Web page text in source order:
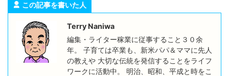
この記事を書いた人
Terry Naniwa
編集・ライター稼業に従事すること３０余
年。 子育ては卒業も、新米パパ＆ママに先人
の教えや 大切な伝統を発信することをライフ
ワークに活動中。 明治、昭和、平成と時をこ